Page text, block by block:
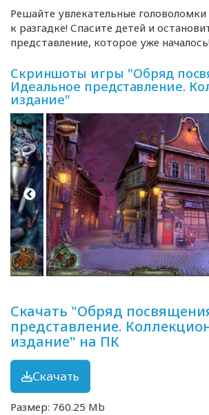
Решайте увлекательные
к разгадке! Спасите детей и
представление, которое уже началось!
Скриншоты игры "Обряд
Идеальное представление.
издание"
Скачать "Обряд
представление.
издание" на ПК
Скачать
Размер: 760.25 Mb